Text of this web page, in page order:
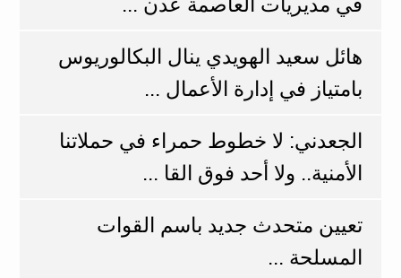
هائل سعيد الهويدي ينال البكالوريوس
بامتياز في إدارة الأعمال ...
الجعدني: لا خطوط حمراء في حملاتنا
الأمنية.. ولا أحد فوق القا ...
تعيين متحدث جديد باسم القوات
المسلحة ...